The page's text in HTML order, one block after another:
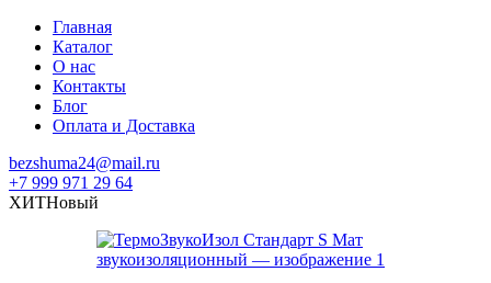
Главная
Каталог
О нас
Контакты
Блог
Оплата и Доставка
bezshuma24@mail.ru
+7 999 971 29 64
ХИТНовый